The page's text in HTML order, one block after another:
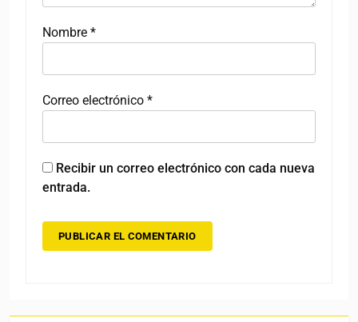
Nombre *
Correo electrónico *
Recibir un correo electrónico con cada nueva
entrada.